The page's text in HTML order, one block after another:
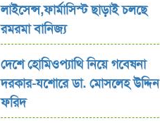
লাইসেন্স,ফার্মাসিস্ট ছাড়াই চলছে
রমরমা বানিজ্য ‎
দেশে হোমিওপ্যাথি নিয়ে গবেষনা
দরকার-যশোরে ডা. মোসলেহ উদ্দিন
ফরিদ